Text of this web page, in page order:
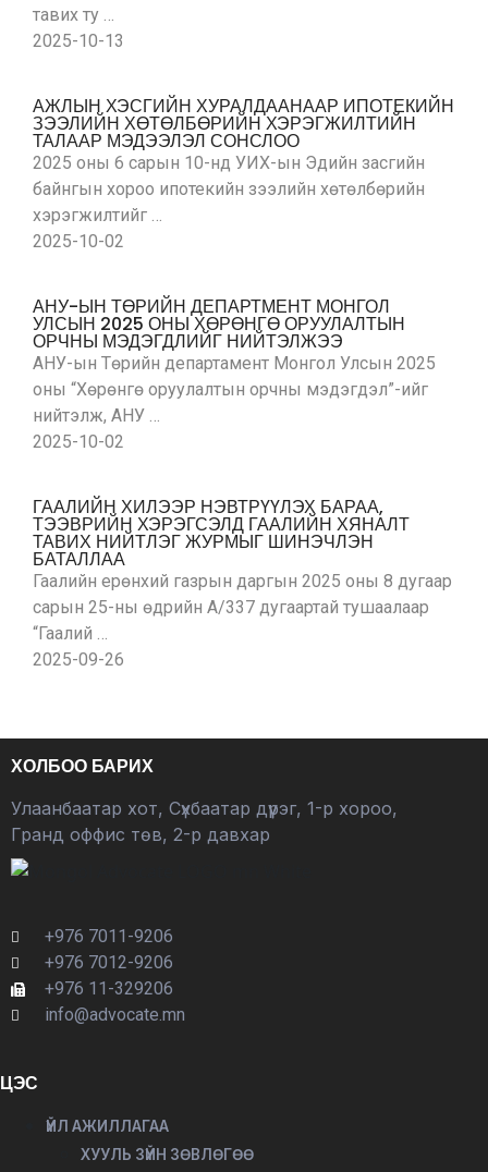
тавих ту …
2025-10-13
АЖЛЫН ХЭСГИЙН ХУРАЛДААНААР ИПОТЕКИЙН
ЗЭЭЛИЙН ХӨТӨЛБӨРИЙН ХЭРЭГЖИЛТИЙН
ТАЛААР МЭДЭЭЛЭЛ СОНСЛОО
2025 оны 6 сарын 10-нд УИХ-ын Эдийн засгийн
байнгын хороо ипотекийн зээлийн хөтөлбөрийн
хэрэгжилтийг …
2025-10-02
АНУ-ЫН ТӨРИЙН ДЕПАРТМЕНТ МОНГОЛ
УЛСЫН 2025 ОНЫ ХӨРӨНГӨ ОРУУЛАЛТЫН
ОРЧНЫ МЭДЭГДЛИЙГ НИЙТЭЛЖЭЭ
АНУ-ын Төрийн департамент Монгол Улсын 2025
оны “Хөрөнгө оруулалтын орчны мэдэгдэл”-ийг
нийтэлж, АНУ …
2025-10-02
ГААЛИЙН ХИЛЭЭР НЭВТРҮҮЛЭХ БАРАА,
ТЭЭВРИЙН ХЭРЭГСЭЛД ГААЛИЙН ХЯНАЛТ
ТАВИХ НИЙТЛЭГ ЖУРМЫГ ШИНЭЧЛЭН
БАТАЛЛАА
Гаалийн ерөнхий газрын даргын 2025 оны 8 дугаар
сарын 25-ны өдрийн А/337 дугаартай тушаалаар
“Гаалий …
2025-09-26
ХОЛБОО БАРИХ
Улаанбаатар хот, Сүхбаатар дүүрэг, 1-р хороо,
Гранд оффис төв, 2-р давхар
+976 7011-9206
+976 7012-9206
+976 11-329206
info@advocate.mn
ЦЭС
ҮЙЛ АЖИЛЛАГАА
ХУУЛЬ ЗҮЙН ЗӨВЛӨГӨӨ